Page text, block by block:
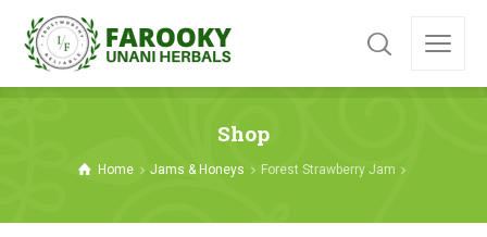
Shop
Home Jams & Honeys Forest Strawberry Jam